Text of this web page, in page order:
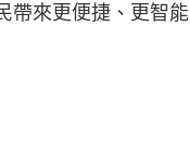
來更便捷、更智能